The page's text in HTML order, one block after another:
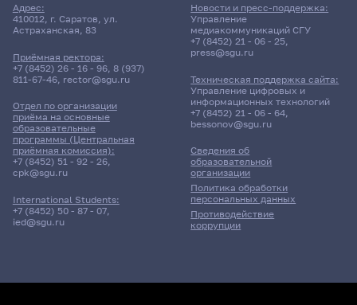
Адрес:
410012, г. Саратов, ул.
Астраханская, 83
Приёмная ректора:
+7 (8452) 26 - 16 - 96, 8 (937)
811-67-46, rector@sgu.ru
Отдел по организации
приёма на основные
образовательные
программы (Центральная
приёмная комиссия):
+7 (8452) 51 - 92 - 26,
cpk@sgu.ru
International Students:
+7 (8452) 50 - 87 - 07,
ied@sgu.ru
Сведения об
образовательной
организации
Политика обработки
персональных данных
Противодействие
коррупции
Новости и пресс-поддержка:
Управление
медиакоммуникаций СГУ
+7 (8452) 21 - 06 - 25,
press@sgu.ru
Техническая поддержка сайта:
Управление цифровых и
информационных технологий
+7 (8452) 21 - 06 - 64,
bessonov@sgu.ru